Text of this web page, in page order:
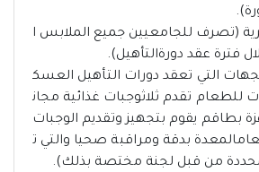
(تصرف للجامعيين جميع الملابس ا
فترة عقد دورةالتأهيل).
التي تعقد دورات التأهيل العسك
للطعام تقدم ثلاثوجبات غذائية مجان
بطاقم يقوم بتجهيز وتقديم الوجبات
بدقة ومراقبة صحيا والتي ت
من قبل لجنة مختصة بذلك).